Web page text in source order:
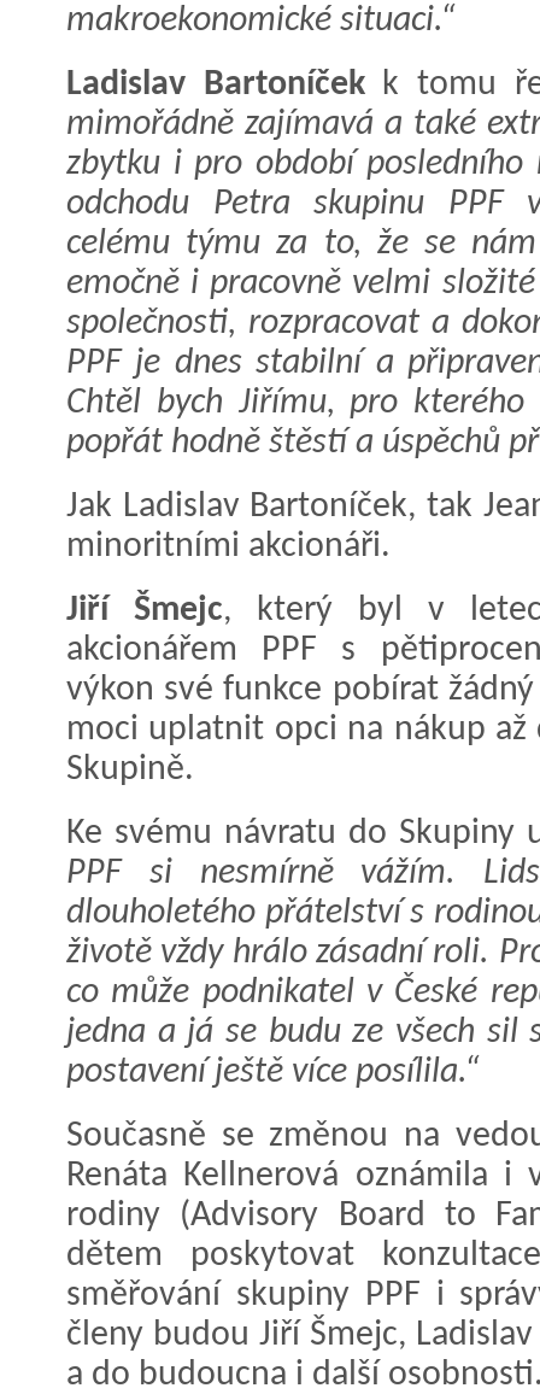
makroekonomické situaci.“
Ladislav Bartoníčekk tomu
mimořádně zajímavá a také
zbytku i pro období
odchodu Petra skupinu PPF
celému týmu za to, že se
emočně i pracovně velmi
společnosti, rozpracovat a
PPF je dnes stabilní a
Chtěl bych Jiřímu, pro
popřát hodně štěstí a úspěchů
Jak Ladislav Bartoníček, tak
minoritními akcionáři.
Jiří Šmejc, který byl v
akcionářem PPF s
výkon své funkce pobírat
moci uplatnit opci na nákup
Skupině.
Ke svému návratu do Skupiny
PPF si nesmírně vážím.
dlouholetého přátelství s
životě vždy hrálo zásadní roli.
co může podnikatel v České
jedna a já se budu ze všech sil
postavení ještě více posílila.“
Současně se změnou na
Renáta Kellnerová oznámila
rodiny (Advisory Board to
dětem poskytovat
směřování skupiny PPF i
členy budou Jiří Šmejc,
a do budoucna i další